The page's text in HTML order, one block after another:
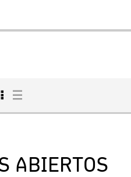
ABIERTOS